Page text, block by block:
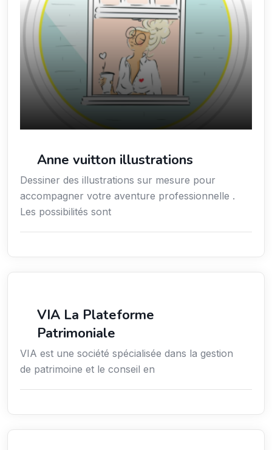
Anne vuitton illustrations
Dessiner des illustrations sur mesure pour
accompagner votre aventure professionnelle .
Les possibilités sont
VIA La Plateforme
Patrimoniale
VIA est une société spécialisée dans la gestion
de patrimoine et le conseil en